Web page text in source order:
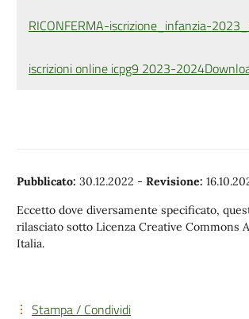
RICONFERMA-iscrizione_infanzia-
iscrizioni online icpg9 2023-2024
Pubblicato: 30.12.2022 - Revisione:
Eccetto dove diversamente specificato,
rilasciato sotto Licenza Creative Commons
Italia.
Stampa / Condividi